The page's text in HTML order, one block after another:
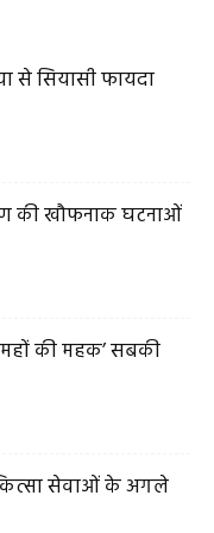
से सियासी फायदा
की खौफनाक घटनाओं
की महक’ सबकी
सेवाओं के अगले